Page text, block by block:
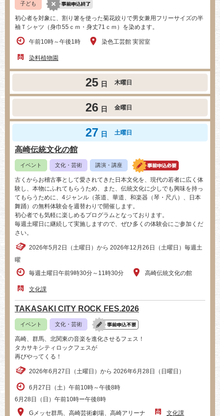
子ども
初心者を対象に、割り箸を使った菊花絞りで男女兼用フリーサイズの半
袖Ｔシャツ（身巾55ｃｍ・身丈71ｃｍ）を染めます。
午前10時～午後1時 染色工芸館 実習室
染料植物園
25 日 木曜日
26 日 金曜日
27 日 土曜日
高崎伝統文化の館
イベント 文化・芸術 講演・講座
古くからお稽古事として愛されてきた日本文化を、現代の若者に広く体
験し、本物にふれてもらうため、また、伝統文化に少しでも興味を持っ
てもらうために、4ジャンル（茶道、華道、和楽器（琴・尺八）、日本
舞踊）の無料体験会を週替わりで開催します。
初心者でも気軽に楽しめるプログラムとなっております。
毎週土曜日に継続して実施しますので、ぜひ多くの体験会にご参加くだ
さい。
2026年5月2日（土曜日）から 2026年12月26日（土曜日）毎週土
曜
毎週土曜日午前9時30分～11時30分
高崎伝統文化の館
文化課
TAKASAKI CITY ROCK FES.2026
イベント 文化・芸術
高崎、群馬、北関東の音楽を進化させるフェス！
タカサキシティロックフェスが
再びやってくる！
2026年6月27日（土曜日）から 2026年6月28日（日曜日）
6月27日（土）午前10時～午後8時
6月28日（日）午前10時ー午後8時
Gメッセ群馬、高崎芸術劇場、高崎アリーナ
文化課